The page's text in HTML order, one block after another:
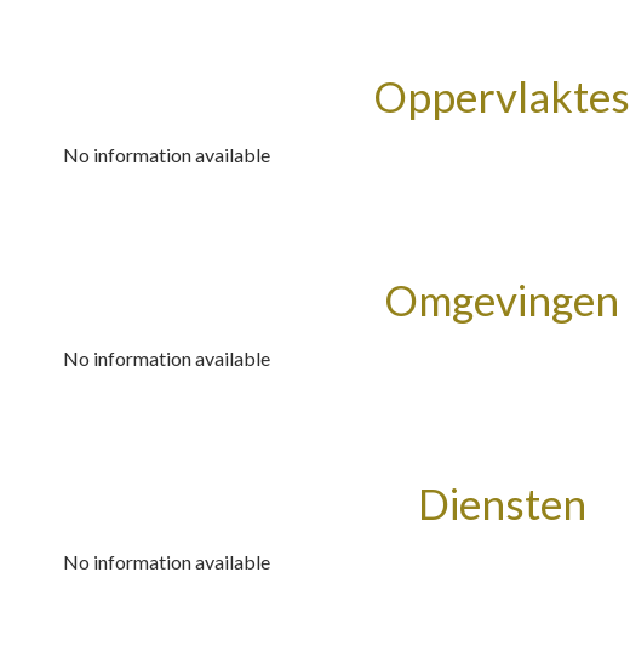
Oppervlaktes
No information available
Omgevingen
No information available
Diensten
No information available